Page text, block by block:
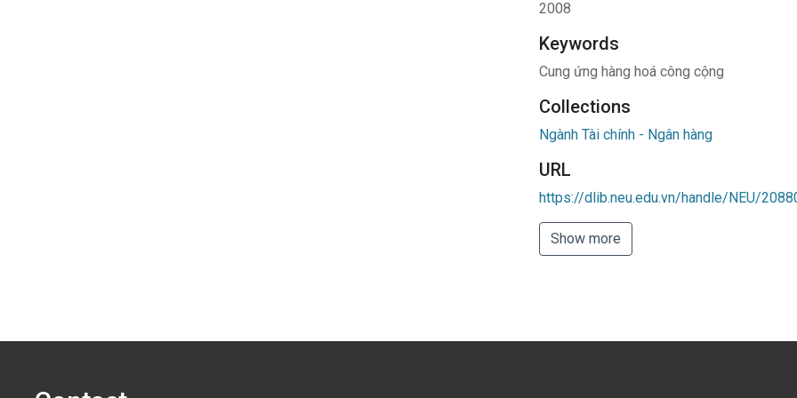
2008
Keywords
Cung ứng hàng hoá công cộng
Collections
Ngành Tài chính - Ngân hàng
URL
https://dlib.neu.edu.vn/handle/NEU/
Show more